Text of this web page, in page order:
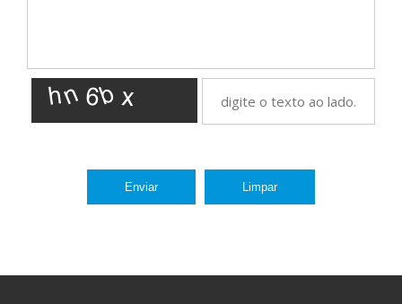
Enviar Limpar